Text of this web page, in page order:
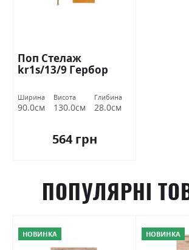
Поп Стелаж
kr1s/13/9 Гербор
Ширина
90.0см
Висота
130.0см
Глибина
28.0см
564 грн
ПОПУЛЯРНІ
НОВИНКА НОВИНКА